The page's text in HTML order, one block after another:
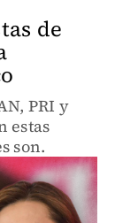
de
PRI y
estas
son.